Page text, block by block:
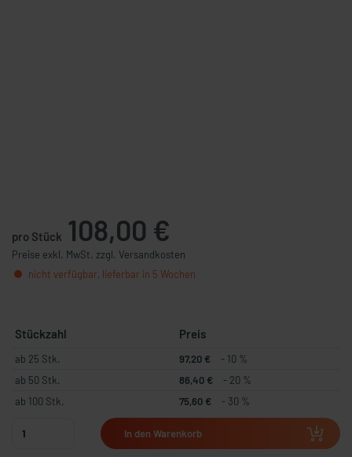
pro Stück 108,00 €
Preise exkl. MwSt. zzgl. Versandkosten
nicht verfügbar, lieferbar in 5 Wochen
Stückzahl Preis
ab 25 Stk. 97,20 €
- 10 %
ab 50 Stk.
86,40 €
- 20 %
ab 100 Stk.
75,60 € - 30 %
In den Warenkorb